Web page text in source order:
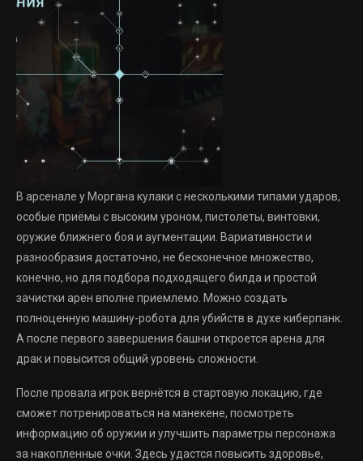
В арсенале у Моргана кулаки с несколькими типами ударов,
особые приёмы с высоким уроном, пистолеты, винтовки,
оружие ближнего боя и аугментации. Вариативности и
разнообразия достаточно, не бесконечное множество,
конечно, но для подбора подходящего билда и простой
зачистки арен вполне приемлемо. Можно создать
полноценную машину-робота для убийств в духе киберпанк.
А после первого завершения башни откроется арена для
драк и повысится общий уровень сложности.
После провала игрок вернётся в стартовую локацию, где
сможет потренироваться на манекене, посмотреть
информацию об оружии и улучшить параметры персонажа
за накопленные очки. Здесь удастся повысить здоровье,